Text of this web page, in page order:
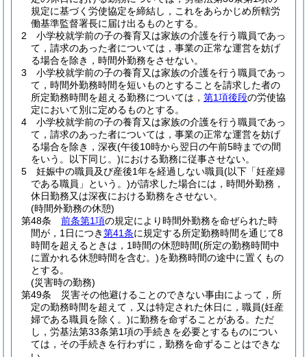
規定に基づく労使協定を締結し，これをあらかじめ所轄労
働基準監督署長に届け出るものとする。
2
小学校就学前の子の養育又は家族の介護を行う職員であっ
て，請求のあった者については，事業の正常な運営を妨げ
る場合を除き，時間外勤務をさせない。
3
小学校就学前の子の養育又は家族の介護を行う職員であっ
て，時間外勤務時間を短いものとすることを請求した者の
所定勤務時間を超える勤務については， 第1項後段の労使協
定において別に定めるものとする。
4
小学校就学前の子の養育又は家族の介護を行う職員であっ
て，請求のあった者については，事業の正常な運営を妨げ
る場合を除き，深夜(午後10時から翌日の午前5時までの間
をいう。以下同じ。)における勤務に従事させない。
5
妊娠中の職員及び産後1年を経過しない職員(以下「妊産婦
である職員」という。)が請求した場合には，時間外勤務，
休日勤務又は深夜における勤務をさせない。
(時間外勤務の休憩)
第48条
前条第1項の規定により時間外勤務を命ぜられた時
間が，1日につき第41条に規定する所定勤務時間を通じて8
時間を超えるときは，1時間の休憩時間(所定の勤務時間中
に置かれる休憩時間を含む。)を勤務時間の途中に置くもの
とする。
(災害時の勤務)
第49条
災害その他避けることのできない事由によって，所
定の勤務時間を超えて，又は特定された休日に，職員(妊産
婦である職員を除く。)に勤務を命ずることがある。 ただ
し，労基法第33条第1項の手続きを必要とするものについ
ては，その手続きを行わずに，勤務を命ずることはできな